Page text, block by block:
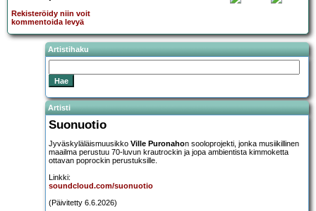
Rekisteröidy niin voit
kommentoida levyä
Artistihaku
Artisti
Suonuotio
Jyväskyläläismuusikko Ville Puronahon sooloprojekti, jonka musiikillinen
maailma perustuu 70-luvun krautrockin ja jopa ambientista kimmoketta
ottavan poprockin perustuksille.
Linkki:
soundcloud.com/suonuotio
(Päivitetty 6.6.2026)